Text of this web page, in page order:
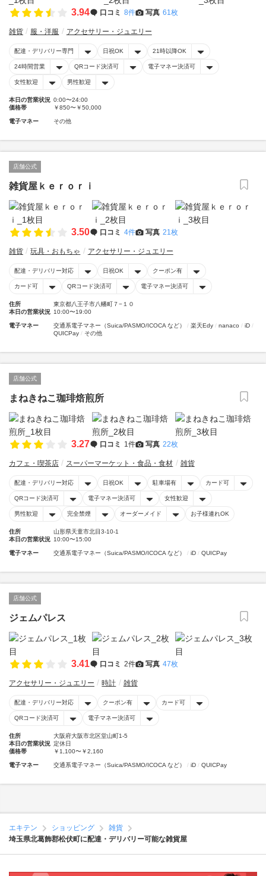
3.94 口コミ 8件 写真 61枚
雑貨 服・洋服 アクセサリー・ジュエリー
配達・デリバリー専門 日祝OK 21時以降OK
24時間営業 QRコード決済可 電子マネー決済可
女性歓迎 男性歓迎
本日の営業状況 0:00〜24:00
価格帯
￥850〜￥50,000
電子マネー その他
店舗公式
雑貨屋ｋｅｒｏｒｉ
3.50 口コミ 4件 写真 21枚
雑貨 玩具・おもちゃ アクセサリー・ジュエリー
配達・デリバリー対応 日祝OK クーポン有
カード可 QRコード決済可 電子マネー決済可
住所
東京都八王子市八幡町７−１０
本日の営業状況 10:00〜19:00
電子マネー 交通系電子マネー（Suica/PASMO/ICOCA など） 楽天Edy nanaco
iD
QUICPay
その他
店舗公式
まねきねこ珈琲焙煎所
3.27 口コミ 1件 写真 22枚
カフェ・喫茶店 スーパーマーケット・食品・食材 雑貨
配達・デリバリー対応 日祝OK 駐車場有 カード可
QRコード決済可 電子マネー決済可 女性歓迎
男性歓迎 完全禁煙 オーダーメイド お子様連れOK
住所
山形県天童市北目3-10-1
本日の営業状況 10:00〜15:00
電子マネー 交通系電子マネー（Suica/PASMO/ICOCA など） iD QUICPay
店舗公式
ジェムパレス
3.41 口コミ 2件 写真 47枚
アクセサリー・ジュエリー 時計 雑貨
配達・デリバリー対応 クーポン有 カード可
QRコード決済可 電子マネー決済可
住所
大阪府大阪市北区堂山町1-5
本日の営業状況 定休日
価格帯
￥1,100〜￥2,160
電子マネー 交通系電子マネー（Suica/PASMO/ICOCA など） iD QUICPay
エキテン ショッピング
雑貨
埼玉県北葛飾郡松伏町に配達・デリバリー可能な雑貨屋